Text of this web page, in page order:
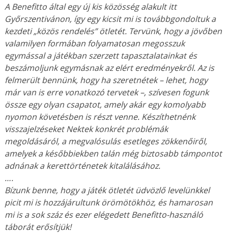
A Benefitto által egy új kis közösség alakult itt
Győrszentivánon, így egy kicsit mi is továbbgondoltuk a
kezdeti „közös rendelés” ötletét. Tervünk, hogy a jövőben
valamilyen formában folyamatosan megosszuk
egymással a játékban szerzett tapasztalatainkat és
beszámoljunk egymásnak az elért eredményekről. Az is
felmerült bennünk, hogy ha szeretnétek – lehet, hogy
már van is erre vonatkozó tervetek –, szívesen fogunk
össze egy olyan csapatot, amely akár egy komolyabb
nyomon követésben is részt venne. Készíthetnénk
visszajelzéseket Nektek konkrét problémák
megoldásáról, a megvalósulás esetleges zökkenőiről,
amelyek a későbbiekben talán még biztosabb támpontot
adnának a kerettörténetek kitalálásához.
….
Bízunk benne, hogy a játék ötletét üdvözlő levelünkkel
picit mi is hozzájárultunk örömötökhöz, és hamarosan
mi is a sok száz és ezer elégedett Benefitto-használó
táborát erősítjük!